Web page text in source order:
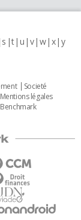
s t u v w x y
Societé
Mentions légales